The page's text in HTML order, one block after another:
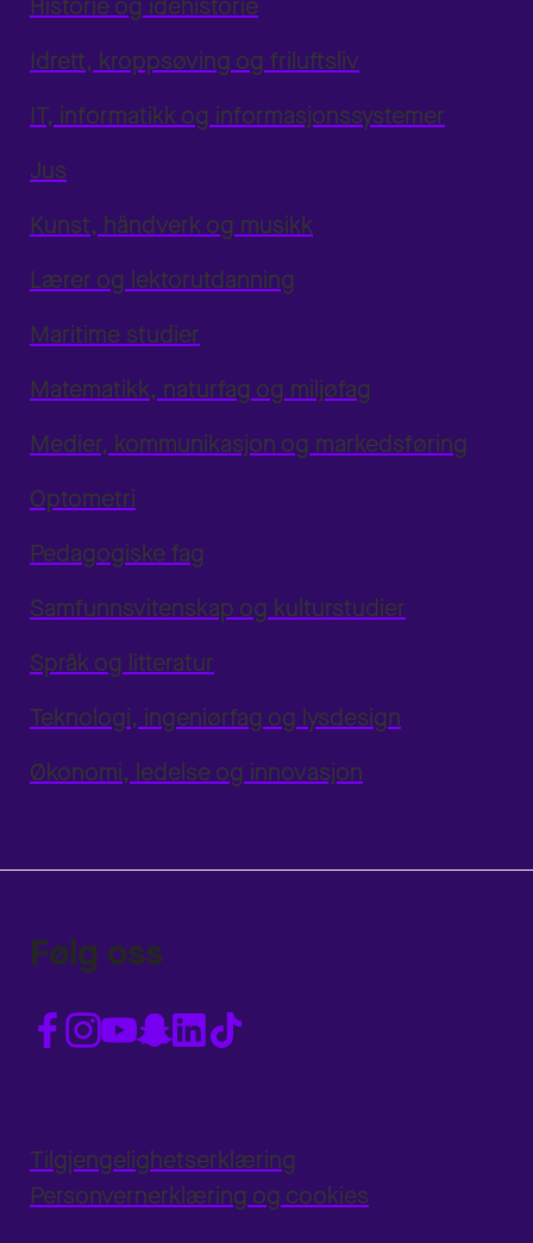
Historie og idéhistorie
Idrett, kroppsøving og friluftsliv
IT, informatikk og informasjonssystemer
Jus
Kunst, håndverk og musikk
Lærer og lektorutdanning
Maritime studier
Matematikk, naturfag og miljøfag
Medier, kommunikasjon og markedsføring
Optometri
Pedagogiske fag
Samfunnsvitenskap og kulturstudier
Språk og litteratur
Teknologi, ingeniørfag og lysdesign
Økonomi, ledelse og innovasjon
Følg oss
Tilgjengelighetserklæring
Personvernerklæring og cookies